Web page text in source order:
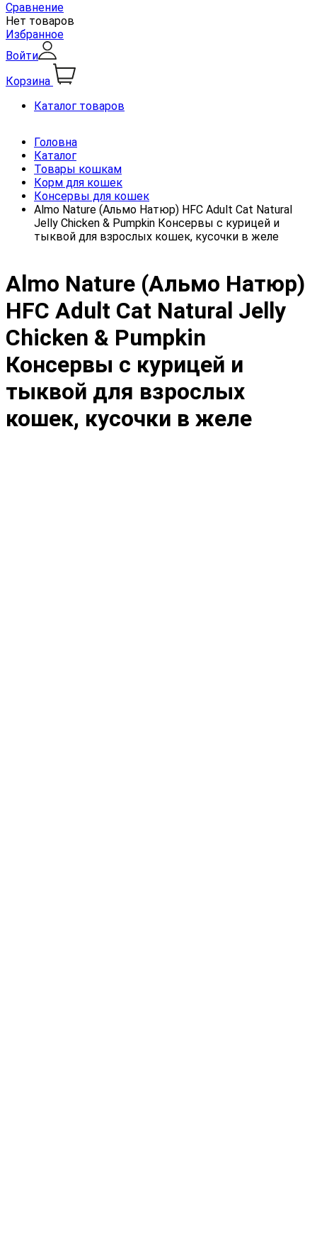
Сравнение
Нет товаров
Избранное
Войти
Корзина
Каталог товаров
Головна
Каталог
Товары кошкам
Корм для кошек
Консервы для кошек
Almo Nature (Альмо Натюр) HFC Adult Cat Natural
Jelly Chicken & Pumpkin Консервы с курицей и
тыквой для взрослых кошек, кусочки в желе
Almo Nature (Альмо Натюр)
HFC Adult Cat Natural Jelly
Chicken & Pumpkin
Консервы с курицей и
тыквой для взрослых
кошек, кусочки в желе